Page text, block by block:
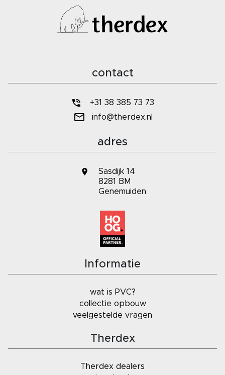
contact
+31 38 385 73 73
info@therdex.nl
adres
Sasdijk 14
8281 BM
Genemuiden
Informatie
wat is PVC?
collectie opbouw
veelgestelde vragen
Therdex
Therdex dealers